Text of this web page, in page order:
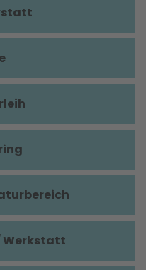
Werkstatt